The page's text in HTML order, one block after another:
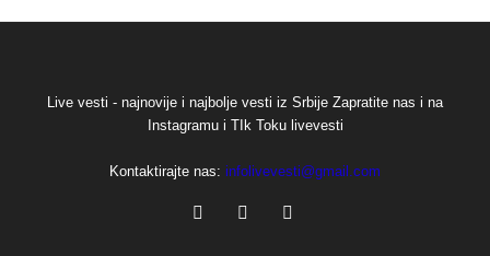
Live vesti - najnovije i najbolje vesti iz Srbije Zapratite nas i na
Instagramu i TIk Toku livevesti
Kontaktirajte nas: infolivevesti@gmail.com